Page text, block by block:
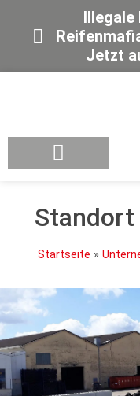
Jetzt
Standort
Startseite »